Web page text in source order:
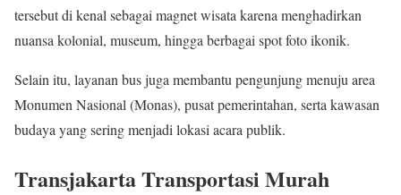
tersebut di kenal sebagai magnet wisata karena menghadirkan
nuansa kolonial, museum, hingga berbagai spot foto ikonik.
Selain itu, layanan bus juga membantu pengunjung menuju area
Monumen Nasional (Monas), pusat pemerintahan, serta kawasan
budaya yang sering menjadi lokasi acara publik.
Transjakarta Transportasi Murah